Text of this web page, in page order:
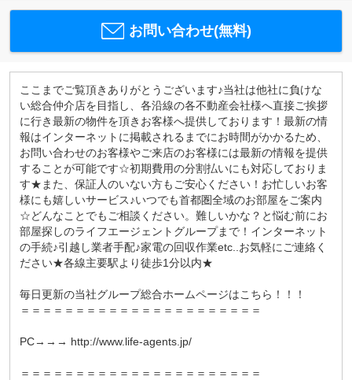
お問い合わせ(無料)
ここまでご覧頂きありがとうございます♪当社は他社に負けな
い総合仲介店を目指し、各沿線の各不動産会社様へ直接ご挨拶
に行き最新の物件を頂きお客様へ提供しております！最新の情
報はインターネットに掲載されるまでにお時間がかかるため、
お問い合わせのお客様やご来店のお客様には最新の情報を提供
することが可能です☆初期費用の分割払いにも対応しておりま
す★また、保証人のいない方もご安心ください！お忙しいお客
様にも嬉しいサービス♪いつでも首都圏全域のお部屋をご案内
☆どんなことでもご相談ください。難しいかな？と悩む前にお
部屋探しのライフエージェントグループまで！インターネット
の手続♪引越し業者手配♪家電の回収作業etc..お気軽にご連絡く
ださい★各線主要駅より徒歩1分以内★
毎日更新の当社グループ総合ホームページはこちら！！！
＝＝＝＝＝＝＝＝＝＝＝＝＝＝＝＝＝＝＝＝＝＝
PC→→→ http://www.life-agents.jp/
＝＝＝＝＝＝＝＝＝＝＝＝＝＝＝＝＝＝＝＝＝＝